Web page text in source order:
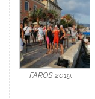
FAROS 2019.